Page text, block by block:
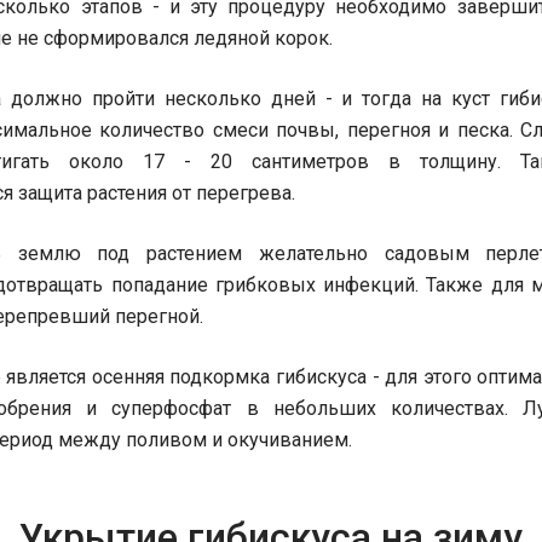
этапов - и эту процедуру необходимо
не сформировался ледяной корок.
пройти несколько дней - и тогда на куст
количество смеси почвы, перегноя и песка.
около 17 - 20 сантиметров в толщину.
защита растения от перегрева.
землю под растением желательно садовым
попадание грибковых инфекций. Также для
перегной.
осенняя подкормка гибискуса - для этого
и суперфосфат в небольших количествах.
между поливом и окучиванием.